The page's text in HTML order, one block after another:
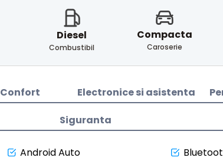
Diesel
Combustibil
Compacta
Caroserie
Confort Electronice si asistenta
Siguranta
Android Auto